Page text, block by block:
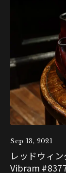
Sep 13, 2021
レッドウィ
Vibram